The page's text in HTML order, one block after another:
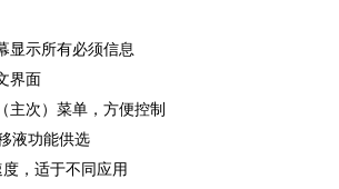
显示所有必须信息
界面
主次）菜单，方便控制
液功能供选
，适于不同应用